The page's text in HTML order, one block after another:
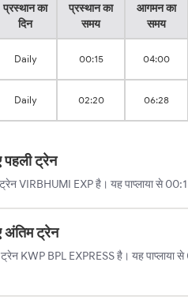
प्रस्थान का
दिन
प्रस्थान का
समय
आगमन का
समय
Daily 00:15 04:00
Daily 02:20 06:28
पहली ट्रेन
ट्रेन VIRBHUMI EXP है। यह पाप्लाया से
अंतिम ट्रेन
ट्रेन KWP BPL EXPRESS है। यह